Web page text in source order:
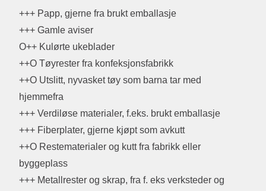
+++ Papp, gjerne fra brukt emballasje
+++ Gamle aviser
O++ Kulørte ukeblader
++O Tøyrester fra konfeksjonsfabrikk
++O Utslitt, nyvasket tøy som barna tar med
hjemmefra
+++ Verdiløse materialer, f.eks. brukt emballasje
+++ Fiberplater, gjerne kjøpt som avkutt
++O Restematerialer og kutt fra fabrikk eller
byggeplass
+++ Metallrester og skrap, fra f. eks verksteder og